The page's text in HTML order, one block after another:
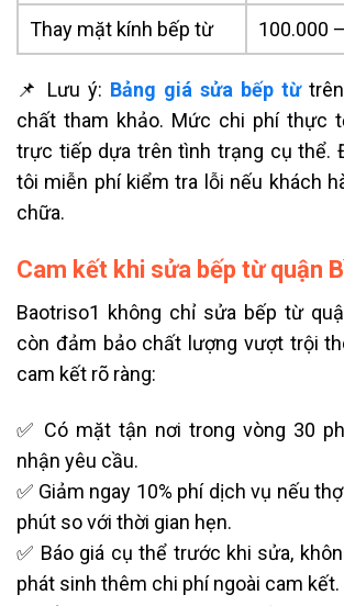
Thay mặt kính bếp từ 100.000
📌 Lưu ý: Bảng giá sửa bếp từtrên
chất tham khảo. Mức chi phí thực
trực tiếp dựa trên tình trạng cụ thể.
tôi miễn phí kiểm tra lỗi nếu khách
chữa.
Cam kết khi sửa bếp từ quận
Baotriso1 không chỉ sửa bếp từ
còn đảm bảo chất lượng vượt trội
cam kết rõ ràng:
✅ Có mặt tận nơi trong vòng 30
nhận yêu cầu.
✅ Giảm ngay 10% phí dịch vụ nếu
phút so với thời gian hẹn.
✅ Báo giá cụ thể trước khi sửa,
phát sinh thêm chi phí ngoài cam kết.